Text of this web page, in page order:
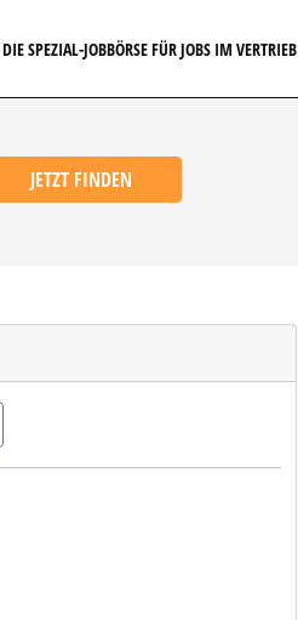
DIE SPEZIAL-JOBBÖRSE FÜR JOBS IM VERTRIEB
JETZT FINDEN